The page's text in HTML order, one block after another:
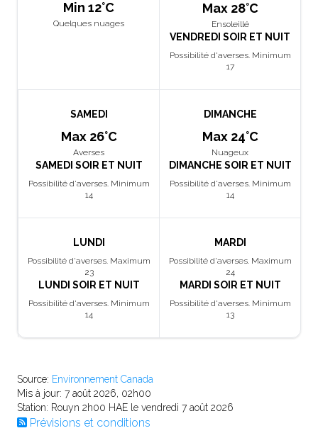
Min 12°C
Quelques nuages
Max 28°C
Ensoleillé
VENDREDI SOIR ET NUIT
Possibilité d'averses. Minimum
17
SAMEDI
Max 26°C
Averses
SAMEDI SOIR ET NUIT
Possibilité d'averses. Minimum
14
DIMANCHE
Max 24°C
Nuageux
DIMANCHE SOIR ET NUIT
Possibilité d'averses. Minimum
14
LUNDI
Possibilité d'averses. Maximum
23
LUNDI SOIR ET NUIT
Possibilité d'averses. Minimum
14
MARDI
Possibilité d'averses. Maximum
24
MARDI SOIR ET NUIT
Possibilité d'averses. Minimum
13
Source: Environnement Canada
Mis à jour: 7 août 2026, 02h00
Station: Rouyn 2h00 HAE le vendredi 7 août 2026
Prévisions et conditions